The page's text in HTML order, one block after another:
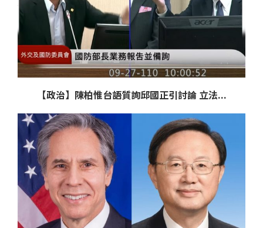
【政治】陳柏惟台語質詢邱國正引討論 立法...